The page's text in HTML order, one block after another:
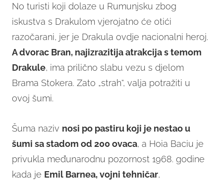
No turisti koji dolaze u Rumunjsku zbog
iskustva s Drakulom vjerojatno će otići
razočarani, jer je Drakula ovdje nacionalni heroj.
A dvorac Bran, najizrazitija atrakcija s temom
Drakule, ima prilično slabu vezu s djelom
Brama Stokera. Zato „strah“, valja potražiti u
ovoj šumi.
Šuma naziv nosi po pastiru koji je nestao u
šumi sa stadom od 200 ovaca, a Hoia Baciu je
privukla međunarodnu pozornost 1968. godine
kada je Emil Barnea, vojni tehničar,